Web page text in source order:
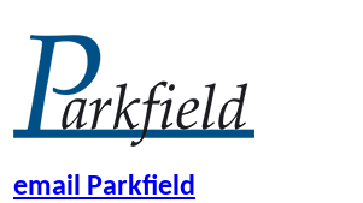
email Parkfield